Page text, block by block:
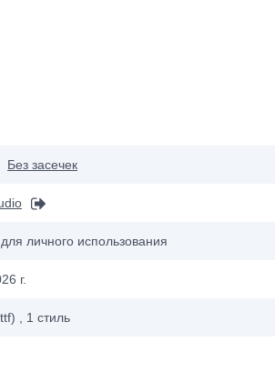
Без засечек
личного использования
г.
, 1 стиль